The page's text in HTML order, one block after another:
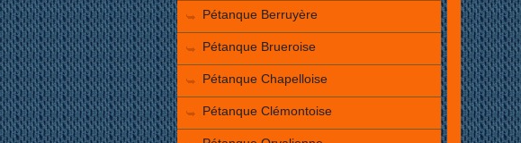
Pétanque Berruyère
Pétanque Brueroise
Pétanque Chapelloise
Pétanque Clémontoise